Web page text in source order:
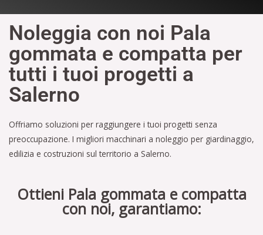
Noleggia con noi Pala
gommata e compatta per
tutti i tuoi progetti a
Salerno
Offriamo soluzioni per raggiungere i tuoi progetti senza
preoccupazione. I migliori macchinari a noleggio per giardinaggio,
edilizia e costruzioni sul territorio a Salerno.
Ottieni Pala gommata e compatta
con noi, garantiamo: